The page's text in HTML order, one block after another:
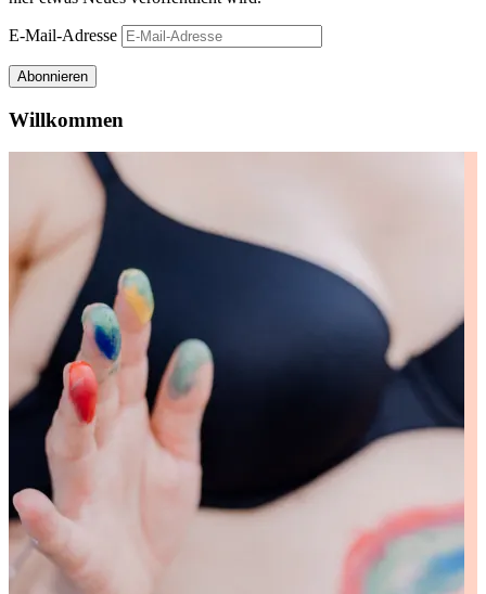
E-Mail-Adresse
Abonnieren
Willkommen